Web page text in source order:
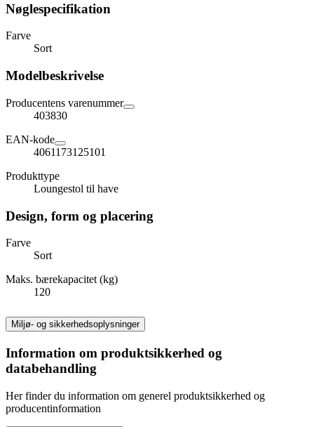
Nøglespecifikation
Farve
Sort
Modelbeskrivelse
Producentens varenummer
403830
EAN-kode
4061173125101
Produkttype
Loungestol til have
Design, form og placering
Farve
Sort
Maks. bærekapacitet (kg)
120
Miljø- og sikkerhedsoplysninger
Information om produktsikkerhed og
databehandling
Her finder du information om generel produktsikkerhed og
producentinformation